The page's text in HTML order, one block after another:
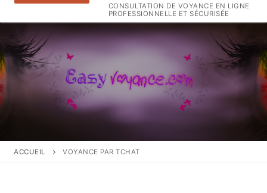
CONSULTATION DE VOYANCE EN LIGNE
PROFESSIONNELLE ET SÉCURISÉE
ACCUEIL VOYANCE PAR TCHAT